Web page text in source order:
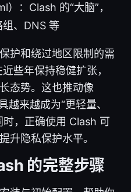
：Clash 的“大脑”，
、DNS 等
护和绕过地区限制的需
些年保持稳健扩张，
态势。这也推动像
越来越成为“更轻量、
时，正确使用 Clash 可
升隐私保护水平。
的完整步骤